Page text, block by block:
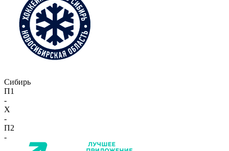
Сибирь
П1
-
X
-
П2
-